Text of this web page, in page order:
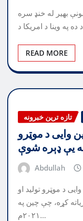
بهیر له خنډ سره
READ MORE
تازه ترین خبرونه
وايی د موټرو
Abdullah
د موټرو تولید او
کړه، چې چين په
۲۰۲۱م…